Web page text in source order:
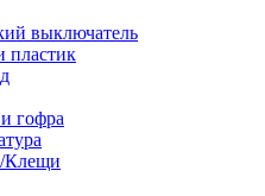
выключатель
пластик
гофра
Клещи